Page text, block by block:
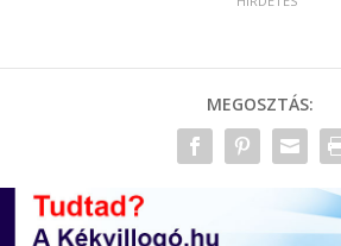
MEGOSZTÁS: